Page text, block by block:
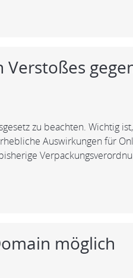
zu beachten. Wichtig
Auswirkungen für
möglich